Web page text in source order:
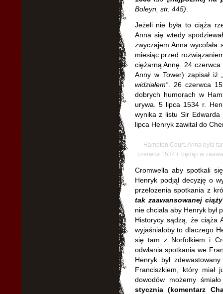
Boleyn, str. 445)
Jeżeli nie była to ciąża
Anna się wtedy
zwyczajem Anna wycofała
miesiąc przed
ciężarną Annę. 24
Anny w Tower) zapisał iż
widziałem”. 26 czerwca
dobrych humorach w
urywa. 5 lipca 1534 r.
wynika z listu Sir Edwarda
lipca Henryk zawitał do
Hampton Court. Anna była
czerwca 1534 r. będąc w
Cromwella aby spotkali
Henryk podjął decyzję o
przełożenia spotkania z
tak zaawansowanej
nie chciała aby Henryk
Historycy sądzą, że ciąża
wyjaśniałoby to dlaczego
się tam z Norfolkiem i
odwłania spotkania we
Henryk był
Franciszkiem, który miał
dowodów możemy
stycznia (komentarz